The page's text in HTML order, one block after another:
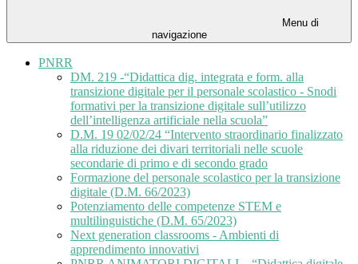
Menu di
navigazione
PNRR
DM. 219 -“Didattica dig. integrata e form. alla
transizione digitale per il personale scolastico - Snodi
formativi per la transizione digitale sull’utilizzo
dell’intelligenza artificiale nella scuola”
D.M. 19 02/02/24 “Intervento straordinario finalizzato
alla riduzione dei divari territoriali nelle scuole
secondarie di primo e di secondo grado
Formazione del personale scolastico per la transizione
digitale (D.M. 66/2023)
Potenziamento delle competenze STEM e
multilinguistiche (D.M. 65/2023)
Next generation classrooms - Ambienti di
apprendimento innovativi